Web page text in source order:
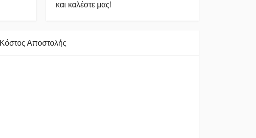
και καλέστε μας!
Κόστος Αποστολής